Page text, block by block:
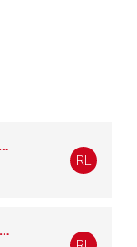
RL